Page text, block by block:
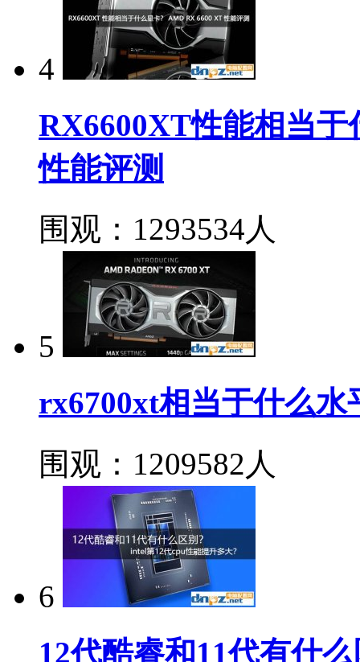
4
RX6600XT性能相当
性能评测
围观：1293534人
5
rx6700xt相当于什么
围观：1209582人
6
12代酷睿和11代有什